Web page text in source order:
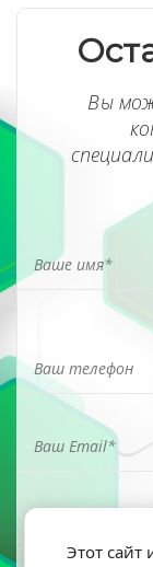
Вы
Этот сайт